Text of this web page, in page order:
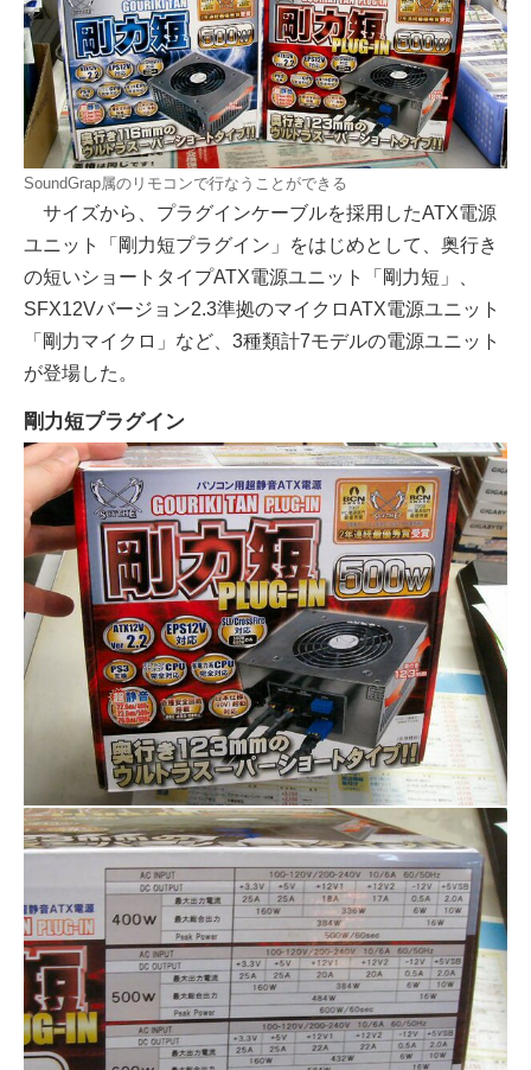
SoundGrap属のリモコンで行なうことができる
サイズから、プラグインケーブルを採用したATX電源
ユニット「剛力短プラグイン」をはじめとして、奥行き
の短いショートタイプATX電源ユニット「剛力短」、
SFX12Vバージョン2.3準拠のマイクロATX電源ユニット
「剛力マイクロ」など、3種類計7モデルの電源ユニット
が登場した。
剛力短プラグイン